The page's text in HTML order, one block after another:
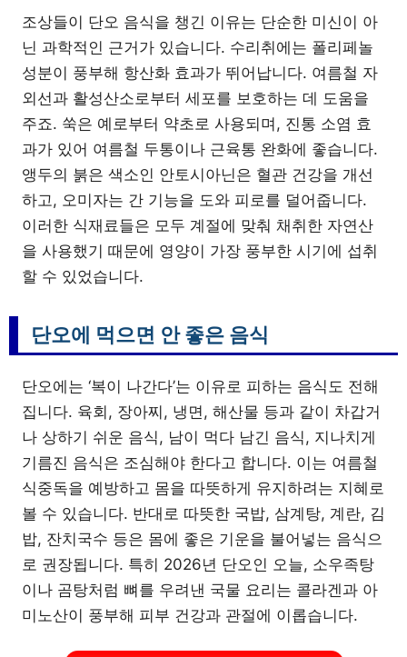
조상들이 단오 음식을 챙긴 이유는 단순한 미신이 아
닌 과학적인 근거가 있습니다. 수리취에는 폴리페놀
성분이 풍부해 항산화 효과가 뛰어납니다. 여름철 자
외선과 활성산소로부터 세포를 보호하는 데 도움을
주죠. 쑥은 예로부터 약초로 사용되며, 진통 소염 효
과가 있어 여름철 두통이나 근육통 완화에 좋습니다.
앵두의 붉은 색소인 안토시아닌은 혈관 건강을 개선
하고, 오미자는 간 기능을 도와 피로를 덜어줍니다.
이러한 식재료들은 모두 계절에 맞춰 채취한 자연산
을 사용했기 때문에 영양이 가장 풍부한 시기에 섭취
할 수 있었습니다.
단오에 먹으면 안 좋은 음식
단오에는 ‘복이 나간다’는 이유로 피하는 음식도 전해
집니다. 육회, 장아찌, 냉면, 해산물 등과 같이 차갑거
나 상하기 쉬운 음식, 남이 먹다 남긴 음식, 지나치게
기름진 음식은 조심해야 한다고 합니다. 이는 여름철
식중독을 예방하고 몸을 따뜻하게 유지하려는 지혜로
볼 수 있습니다. 반대로 따뜻한 국밥, 삼계탕, 계란, 김
밥, 잔치국수 등은 몸에 좋은 기운을 불어넣는 음식으
로 권장됩니다. 특히 2026년 단오인 오늘, 소우족탕
이나 곰탕처럼 뼈를 우려낸 국물 요리는 콜라겐과 아
미노산이 풍부해 피부 건강과 관절에 이롭습니다.